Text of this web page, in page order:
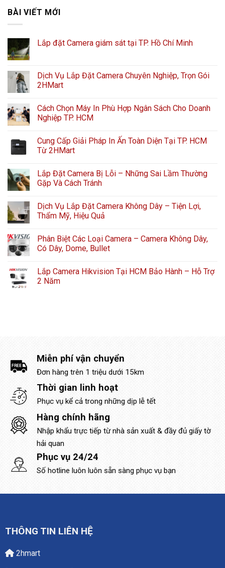
BÀI VIẾT MỚI
Lắp đặt Camera giám sát tại TP. Hồ Chí Minh
Dịch Vụ Lắp Đặt Camera Chuyên Nghiệp, Trọn Gói
2HMart
Cách Chọn Máy In Phù Hợp Ngân Sách Cho Doanh
Nghiệp TP. HCM
Cung Cấp Giải Pháp In Ấn Toàn Diện Tại TP. HCM
Từ 2HMart
Lắp Đặt Camera Bị Lỗi – Những Sai Lầm Thường
Gặp Và Cách Tránh
Dịch Vụ Lắp Đặt Camera Không Dây – Tiện Lợi,
Thẩm Mỹ, Hiệu Quả
Phân Biệt Các Loại Camera – Camera Không Dây,
Có Dây, Dome, Bullet
Lắp Camera Hikvision Tại HCM Bảo Hành – Hỗ Trợ
2 Năm
Miễn phí vận chuyển
Đơn hàng trên 1 triệu dưới 15km
Thời gian linh hoạt
Phục vụ kể cả trong những dịp lễ tết
Hàng chính hãng
Nhập khẩu trực tiếp từ nhà sản xuất & đầy đủ giấy tờ
hải quan
Phục vụ 24/24
Số hotline luôn luôn sẵn sàng phục vụ bạn
THÔNG TIN LIÊN HỆ
2hmart